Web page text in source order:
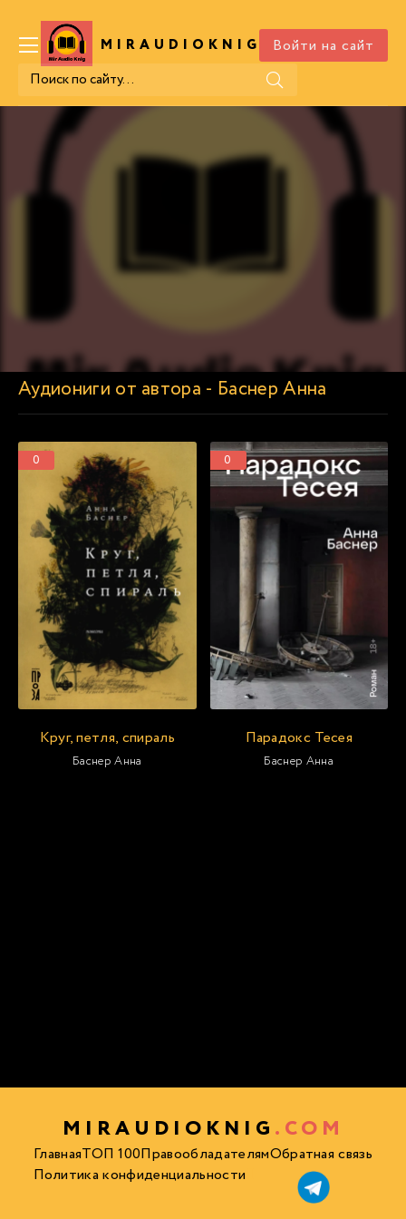
MIRAUDIOKNIG .COM
Войти на сайт
Аудиониги от автора - Баснер Анна
0
Круг, петля, спираль
Баснер Анна
0
Парадокс Тесея
Баснер Анна
MIRAUDIOKNIG .COM
ГлавнаяТОП 100ПравообладателямОбратная связь
Политика конфиденциальности